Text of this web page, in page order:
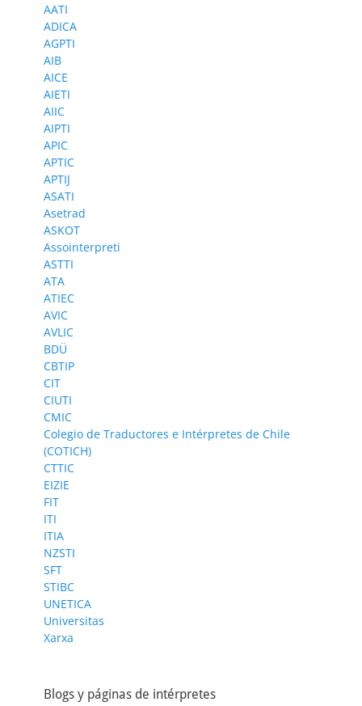
AATI
ADICA
AGPTI
AIB
AICE
AIETI
AIIC
AIPTI
APIC
APTIC
APTIJ
ASATI
Asetrad
ASKOT
Assointerpreti
ASTTI
ATA
ATIEC
AVIC
AVLIC
BDÜ
CBTIP
CIT
CIUTI
CMIC
Colegio de Traductores e Intérpretes de Chile
(COTICH)
CTTIC
EIZIE
FIT
ITI
ITIA
NZSTI
SFT
STIBC
UNETICA
Universitas
Xarxa
Blogs y páginas de intérpretes